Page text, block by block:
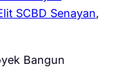
SCBD Senayan,
Bangun